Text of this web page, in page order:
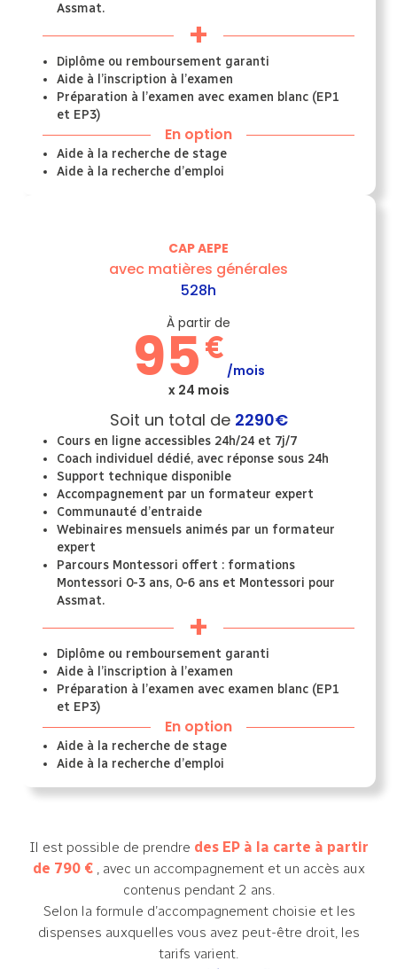
Assmat.
+
Diplôme ou remboursement garanti
Aide à l’inscription à l’examen
Préparation à l’examen avec examen blanc (EP1
et EP3)
En option
Aide à la recherche de stage
Aide à la recherche d’emploi
CAP AEPE
avec matières générales
528h
À partir de
95€
/mois
x 24 mois
Soit un total de 2290€
Cours en ligne accessibles 24h/24 et 7j/7
Coach individuel dédié, avec réponse sous 24h
Support technique disponible
Accompagnement par un formateur expert
Communauté d’entraide
Webinaires mensuels animés par un formateur
expert
Parcours Montessori offert : formations
Montessori 0-3 ans, 0-6 ans et Montessori pour
Assmat.
+
Diplôme ou remboursement garanti
Aide à l’inscription à l’examen
Préparation à l’examen avec examen blanc (EP1
et EP3)
En option
Aide à la recherche de stage
Aide à la recherche d’emploi
Il est possible de prendre des EP à la carte à partir
de 790 €, avec un accompagnement et un accès aux
contenus pendant 2 ans.
Selon la formule d’accompagnement choisie et les
dispenses auxquelles vous avez peut-être droit, les
tarifs varient.